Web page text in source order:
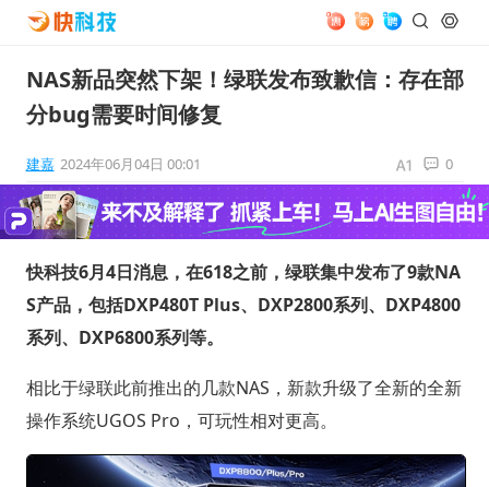
NAS新品突然下架！绿联发布致歉信：存在部
分bug需要时间修复
建嘉 2024年06月04日 00:01 0
快科技6月4日消息，在618之前，绿联集中发布了9款NA
S产品，包括DXP480T Plus、DXP2800系列、DXP4800
系列、DXP6800系列等。
相比于绿联此前推出的几款NAS，新款升级了全新的全新
操作系统UGOS Pro，可玩性相对更高。